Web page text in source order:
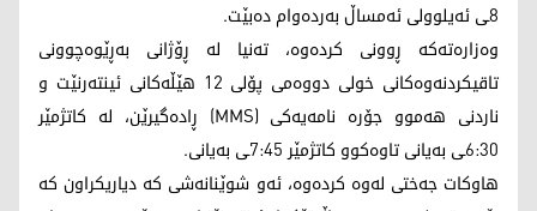
8ـی ئەیلوولی ئەمساڵ بەردەوام دەبێت.
وەزارەتەکە ڕوونی کردەوە، تەنیا لە ڕۆژانی بەڕێوەچوونی
تاقیکردنەوەکانی خولی دووەمی پۆلی 12 هێڵەکانی ئینتەرنێت و
ناردنی هەموو جۆرە نامەیەکی (MMS) ڕادەگیرێن، لە کاتژمێر
6:30ـی بەیانی تاوەکوو کاتژمێر 7:45ـی بەیانی.
هاوکات جەختی لەوە کردەوە، ئەو شوێنانەشی کە دیاریکراون کە